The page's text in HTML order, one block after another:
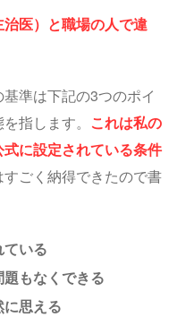
治医）と職場の人で違
準は下記の3つのポイ
指します。 これは私の
に設定されている条件
ごく納得できたので書
いる
もなくできる
に思える